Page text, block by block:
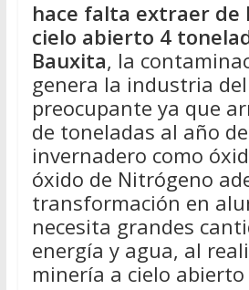
hace falta extraer de
cielo abierto 4
Bauxita, la
genera la industria
preocupante ya que
de toneladas al año
invernadero como
óxido de Nitrógeno
transformación en
necesita grandes
energía y agua, al
minería a cielo